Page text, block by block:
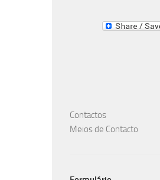
A Sua presença na
Contactos
Meios de Contacto